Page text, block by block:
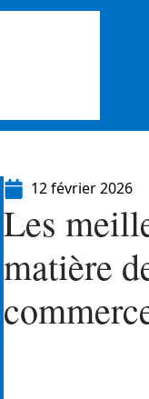
12 février 2026
Les
matière